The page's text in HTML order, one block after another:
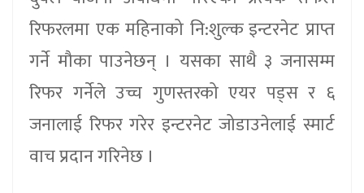
रिफरलमा एक महिनाको नि:शुल्क इन्टरनेट प्राप्त
गर्ने मौका पाउनेछन् । यसका साथै ३ जनासम्म
रिफर गर्नेले उच्च गुणस्तरको एयर पड्स र ६
जनालाई रिफर गरेर इन्टरनेट जोडाउनेलाई स्मार्ट
वाच प्रदान गरिनेछ ।